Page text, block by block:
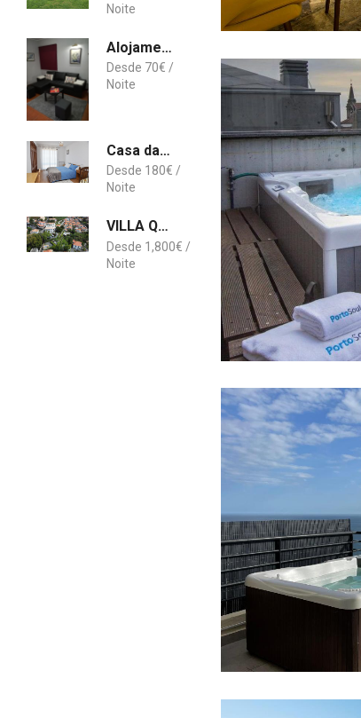
Alojamento de Santa Maria (near Siza Vieira's Church)
70€
Casa da Praia
180€
VILLA QUINTA TORRINHA
1,800€